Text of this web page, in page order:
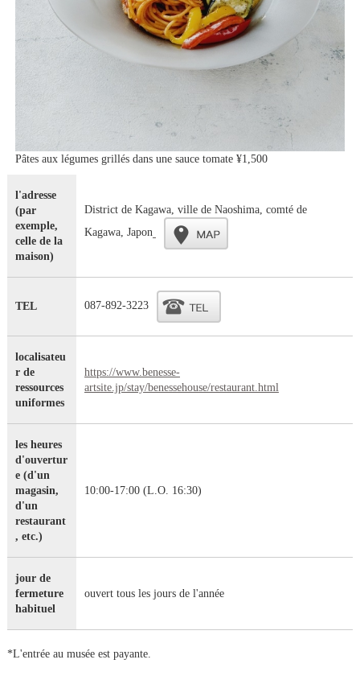
Pâtes aux légumes grillés dans une sauce tomate ¥1,500
l'adresse
(par
exemple,
celle de la
maison)
District de Kagawa, ville de Naoshima, comté de
Kagawa, Japon
TEL 087-892-3223
localisateu
r de
ressources
uniformes
https://www.benesse-
artsite.jp/stay/benessehouse/restaurant.html
les heures
d'ouvertur
e (d'un
magasin,
d'un
restaurant
, etc.)
10:00-17:00 (L.O. 16:30)
jour de
fermeture
habituel
ouvert tous les jours de l'année
*L'entrée au musée est payante.